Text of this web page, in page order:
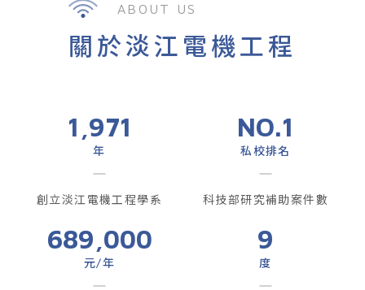
ABOUT US
關於淡江電機工程系
1,971
年
創立淡江電機工程學系
NO.1
私校排名
科技部研究補助案件數
689,000
元/年
9
度